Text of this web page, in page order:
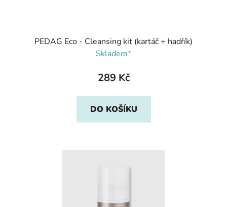
PEDAG Eco - Cleansing kit (kartáč + hadřík)
Skladem*
289 Kč
DO KOŠÍKU